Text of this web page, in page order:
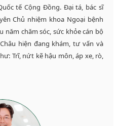
tế Cộng Đồng. Đại tá, bác sĩ
Chủ nhiệm khoa Ngoại bệnh
năm chăm sóc, sức khỏe cán bộ
hiện đang khám, tư vấn và
Trĩ, nứt kẽ hậu môn, áp xe, rò,